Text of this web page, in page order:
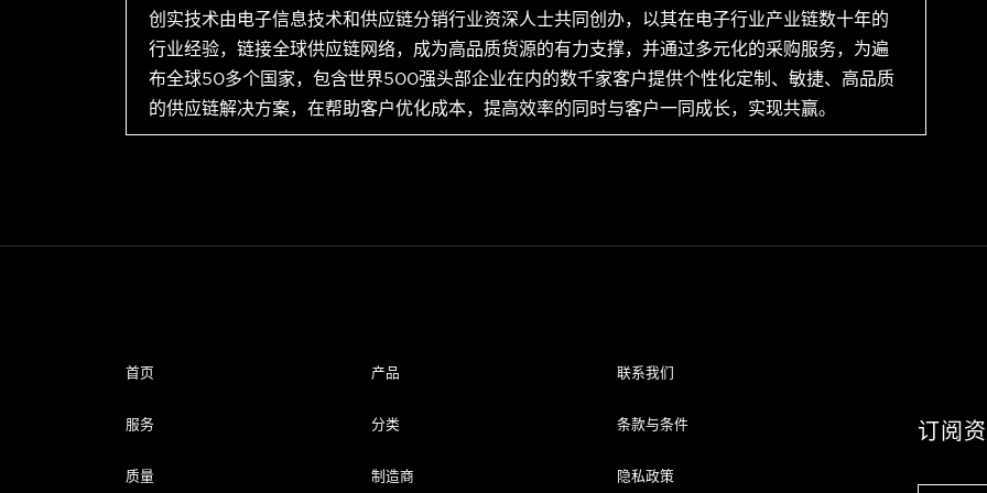
创实技术由电子信息技术和供应链分销行业资深人士共同创办，以其在电子行业产业链数十年的
行业经验，链接全球供应链网络，成为高品质货源的有力支撑，并通过多元化的采购服务，为遍
布全球50多个国家，包含世界500强头部企业在内的数千家客户提供个性化定制、敏捷、高品质
的供应链解决方案，在帮助客户优化成本，提高效率的同时与客户一同成长，实现共赢。
首页
服务
质量
产品
分类
制造商
联系我们
条款与条件
隐私政策
订阅